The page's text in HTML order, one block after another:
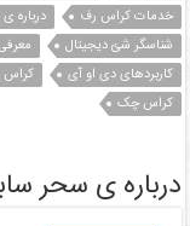
خدمات کراس رف
درباره
شناسگر شئ دیجیتال
کاربردهای دی او آی
کراس چک
درباره ی سحر